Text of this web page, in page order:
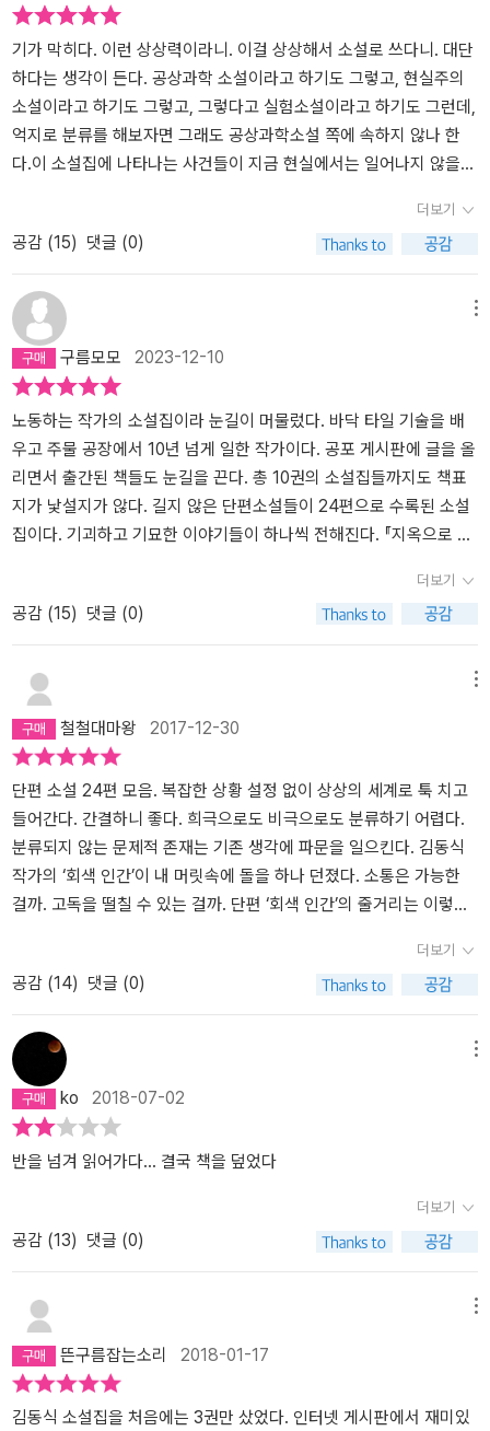
은 하등 쓸모없는 것이었다.지칠 대로 지친 이곳의 회색 인간들에겐
땅을 팔 수 있는 회색 몸뚱이만이 가진 전부였고, 남들도 다 그래야만
했다.한데, 그 여인은 미친 것이 틀림없었다.몸을 가누지 못해 바닥에
주저앉아 굶어 죽어가던 그 여인이, 또다시 노래를 부르는 것이었다.-
본문 15쪽에서 인용 소녀의 노래, 피부 돌기들의 노래는 끝이 날 줄을
모르고 온종일 계속되었다.그렇지만 바뀌는 건 없었다. 예정대로 다
을 뿐이다.작전명 '숭고한 희생'으로,,,- 본문 224쪽에서 인용 작가가
희망과 인간다움의 상징으로 노래하는 인간을 자주 등장시키는 것이
나는 흥미롭다. 작가는 성수동 공장의 주물 노동자였다고 한다. 옛날
식으로 말하자면 대장장이다. 대장장이가 노래에 대해 쓴다니,,,, 뒷
통수를 한 대 맞은 것 같다. 마치 문학의 시원에 대한 이론서 속에서
작가가 걸어나온 것 같다. 알다시피 문학의 기원은 노래다. 고대 서사
시에서 나중에 소설이 되는 서사 쟝르가 유래한다. 부족의 서사시는
샤먼이 부르는 것. 그리고 대부분의 문명권에서 샤먼은 대장장이였
다. 아놔, 도대체 이 인공지능의 시대에 어디서 이런 고대의 대장장이
작가가 나타났는지 소름 끼치게 신기할 지경이다만,,,(쓰다보니 나는
정말 얼치기 먹물같구료) 지금은 그저 그의 대장간에서 끊이지 않고
노래가 울려퍼지기를 기원할 수밖에.
이상이다. 왜 '지금껏 없던 소설'이라는 평가를 받는지 충분히 납득 가
능.작가는 각 이야기마다 특유의 농담을 통해 인간의 어리석음이나
양면성을 가볍게 들춰낸다. 그럴때마다 독자는 잼나게 읽다가 뒤통수
를 묵직하게 가격 당함과 동시에 생각이란 걸 하게 된다. 그렇게 여운
을 곱씹는 재미도 쏠쏠하다. 대충 검색해봤는데 출간된 책만 7권 정
도다. 다른 소설집도 읽어 볼 생각이다. 별점은 당연히 다섯.
기가 막히다. 이런 상상력이라니. 이걸 상상해서 소설로 쓰다니. 대단
하다는 생각이 든다. 공상과학 소설이라고 하기도 그렇고, 현실주의
소설이라고 하기도 그렇고, 그렇다고 실험소설이라고 하기도 그런데,
억지로 분류를 해보자면 그래도 공상과학소설 쪽에 속하지 않나 한
다.이 소설집에 나타나는 사건들이 지금 현실에서는 일어나지 않을
사는 인간들 1만 명을 납치해서 땅을 파는 일을 시키는 것이다. 도구
라고는 곡괭이 하나뿐. 여기다 기본 편의시설은 전혀 없고, 식량이라
곤 굶어죽지 않을 정도의 빵이 전부.반항을 하면 죽음. 이런 상황에서
사람들이 어떻게 될까? 우리는 온갖 디스토피아 소설을 알고 있다. 그
럼에도 이렇게 인간들이 납치돼서 전혀 낯선 상황에 직면하는 모습들
을 도처에 표현하는 소설들은 김동식 소설에서 처음 만난다 싶다. 그
가 쓴 단편 소설들이 대부분 이런 식으로 전혀 상상하지 못한 현실에
직면한 사람들을 다룬다. 그 상황에서 사람들이 어떻게 해야 하는가?
인류애를 발휘하기도 하고, 식인 풍습을 유지하기도 하고, 꾀를 써서
모면하려 하기도 하는데...'회색 인간'에서는 그런 극한 상황 속에서도
인간들이 예술을 포기하지 못함을 잘 보여주고 있다. 노래도, 그림도,
글도 포기하지 않고 그들을 위해 먹을거리를 나눠주는 인간들. 그들
도.이 소설의 이 결말은 인간에게는 무엇이 필요한가? 과연 우리는 먹
을거리만 해결되면 인간다운 삶을 유지할 수 있는가 하는 질문을 던
진다. 인간다움이란 먹을거리보다도 더 중요한 그 무엇에 있지 않을
까 하는 생각을 한다.'회색 인간'만 그런 것이 아니다. 무인도에 남겨
진 사람들. 그들이 살아갈 때도 역시 예술이 사라지지 않는다. 돈이 최
고인 것 같지만, 그 속에서도 실용적이지 않다고 여겨지는 예술활동
이 경제 영역에 자리잡는다.이렇게 극단적인 상황에 인간을 놓아두고
서 그들이 어떻게 살아갈까를 상상해서 쓴 소설들이 다수 있는 반면
에 현대 사회를 살아가는 이기적인 인간의 모습을 비판하고 있다고
볼 수 있는 소설들도 있다.그런 모습 중에 옛이야기를 비틀어 쓴 '신의
소원'이란 소설을 보면 참, 인간들의 이기심에 대한 비판이 적나라하
게 드러나고 있다. 예상하지 못한 결말을 통해서 소설의 재미를 느낄
오던 이야기들을 김동식 식으로 재구성해서 소설로 썼는데, 그 결말
이 예상을 훨씬 벗어나 재미를 준다. 죽지 않음을 소원으로 빈 인간에
게 죽지 않게 해주지만 늙음은 주지 않는 신. 그런데 김동식은 이를 비
틀어서 신을 외계인으로 바꾸고, 인간에게 영원한 삶을 주는데, 바로
영원한 삶이 시작되는 바로 그 시점의 나이에 그대로 머물게 한다.그
때 나이가 1살이었다면 그의 몸은 계속 한살이다. 정신은 성숙해져도
몸은 한살. 한살짜리 몸으로 살아야 한다. 그때 나이가 20이었다면 계
속 20이다. 80이었으면 계속 80이고. 그렇다면 아이들이 태어날 수
때문.그렇다면 이런 사회가 과연 행복할까? 인간이 영원불멸을 꿈꾸
었지만 이런 식의 영원불멸이 과연 인간을 행복으로 이끌까 하는 생
각을 하게 하는 소설이다. 결말에서는 이것이 저주라고 하는데... 그래
서 이 소설집은 처음 한두 편을 읽다가 그 다음 편부터는 결말이 어떻
게 될까 궁금해 하면서 읽게 된다. 내 예상과 분명 다른 결말을 이끌어
낼텐데, 내가 생각한 결말과 얼마나 다른지를 비교하면서 읽는 재미
가 아주 좋다.아주 짤막한 소설들이지만 그 소설들을 통해서 몇몇 주
제를 찾아내어 생각하는 시간을 가질 수 있다. 읽는 재미도 있고, 또
더보기
공감 (15) 댓글 (0)
구름모모 2023-12-10
노동하는 작가의 소설집이라 눈길이 머물렀다. 바닥 타일 기술을 배
우고 주물 공장에서 10년 넘게 일한 작가이다. 공포 게시판에 글을 올
리면서 출간된 책들도 눈길을 끈다. 총 10권의 소설집들까지도 책표
지가 낯설지가 않다. 길지 않은 단편소설들이 24편으로 수록된 소설
집이다. 기괴하고 기묘한 이야기들이 하나씩 전해진다. ​​『지옥으로 간
도 권력을 가진 주인공의 최후 모습에 악마들은 낄낄거릴 뿐이다. 지
옥에 있는 악인들은 주저앉아야 했던 이유가 전해진다. 죽어서도 악
인들이 꿈꾸는 욕망과 행태가 변함없이 전해지는 짧은 소설이다. ​​『4
44번 채널의 동굴인들』에서는 인간이 무엇인지 꼬집는 소설이다. 잊
고 살면 안 되는 것들도 쉽게 잊고 살아가는 형태를 기묘한 사건인 동
굴인들 사건을 통해서 전해진다. 444번 채널 이야기를 더 이상 하지
않는 사람들의 모습은 전혀 낯설지가 않다. 잊지 않고자 노력하는 모
습이 우리들에게 얼마나 절실하게 필요한지 강하게 보여주는 소설이
다.​​신은 사라졌고, 사람들은 주저앉았고, 악마들은 낄낄거렸다. 326​
처음 몇 달간은 동굴인들을 기억했다. 그러나 1년, 2년, 사람들은 더
이상 444번 채널 이야기를 하지 않았다. 사람들은 궁금하지 않았다.
317​전 인류는 피곤을 모르게 되었다. 인간의 하루 활동 시간이 23시
욕이 전해진다. 활동하는 시간과 쉬어야 하는 시간이 엄연하게 필요
하다. 쉬지 않고 일하는 인간, 쉬지 못하게 하는 사회, 노인과 미성년
자들을 노동시장에서 활용하는 현대사회는 이상한 나라이다. 노인의
기준을 법으로 정한 것과 노동시장에서 죽을 때까지 일하라고 규정하
는 노인 일자리가 위태로운 사회이다. 활동성이 부족한 노동자들을
활용하는 나라의 정책이 정당하지 않다는 사실을 매번 느끼게 된다.
노동시장에 있으면 안 되는 노동력들이 한국 사회는 무분별하게 쓰임
을 다하는 사회이다. 이 소설에서도 그러한 모습이 엿보인다. 인류는
장한다. 기묘하지만 기묘하지 않은 한국 사회가 오버랩되는 순간이
된다.​​『식인 빌딩』에서는 이기적인 주장과 합리적인 주장이 대립을 이
룬다. 다수를 이룬 소수의 희생이 제시되면서 사형수의 희생을 요구
하는 사회, 작은 디스토피아에 대해서도 이야기된다. 희망을 꿈꾸는
사람들, 절망을 인지한 사람들, 소수의 희생을 강요하는 사회까지도
예리하게 꼬집는다. 지금도 이름 없는 누군가의 희생으로 다수가 안
락하게 생활을 하고 있음을 고찰하게 된다. 위험을 무릅쓰면서 누군
가의 희생이 당연하지 않다는 사실을 살펴보게 한다. 소방대원의 죽
더보기
공감 (15) 댓글 (0)
철철대마왕 2017-12-30
단편 소설 24편 모음. 복잡한 상황 설정 없이 상상의 세계로 툭 치고
들어간다. 간결하니 좋다. 희극으로도 비극으로도 분류하기 어렵다.
분류되지 않는 문제적 존재는 기존 생각에 파문을 일으킨다. 김동식
작가의 ‘회색 인간’이 내 머릿속에 돌을 하나 던졌다. 소통은 가능한
걸까. 고독을 떨칠 수 있는 걸까. 단편 ‘회색 인간’의 줄거리는 이렇다.
서 가혹한 노동을 해야 한다. 저항하는 이에게는 죽음뿐이다. 사람들
은 침묵 속에서 일을 한다. 어느 날 누군가 노래를 한다. 누군가 그림
을 그린다. 누군가 사람들의 이야기를 듣고 기억한다. 사람들은 여전
히 배가 고팠지만 더 이상 회색이 아니었다. 잉여 생산물이 있으면 예
술이 발생한다고 한다. 그렇지 않다. 잉여가 없고 현실을 버틸 재간이
없으면 예술이 발생한다. 그래야 살 수 있다. 살기 위해 노래를 하고,
그림을 그리고, 소설을 쓰고 읽는다. 그렇지 않으면 살 수가 없다.
더보기
공감 (14) 댓글 (0)
ko 2018-07-02
반을 넘겨 읽어가다... 결국 책을 덮었다
더보기
공감 (13) 댓글 (0)
뜬구름잡는소리 2018-01-17
김동식 소설집을 처음에는 3권만 샀었다. 인터넷 게시판에서 재미있